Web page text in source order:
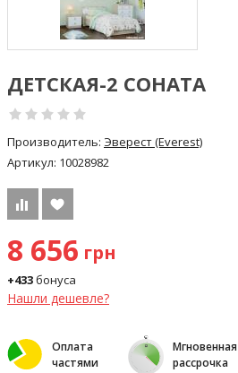
ДЕТСКАЯ-2 СОНАТА
Производитель: Эверест (Everest)
Артикул: 10028982
8 656 грн
+433бонуса
Нашли дешевле?
Оплата
частями
Мгновенная
рассрочка